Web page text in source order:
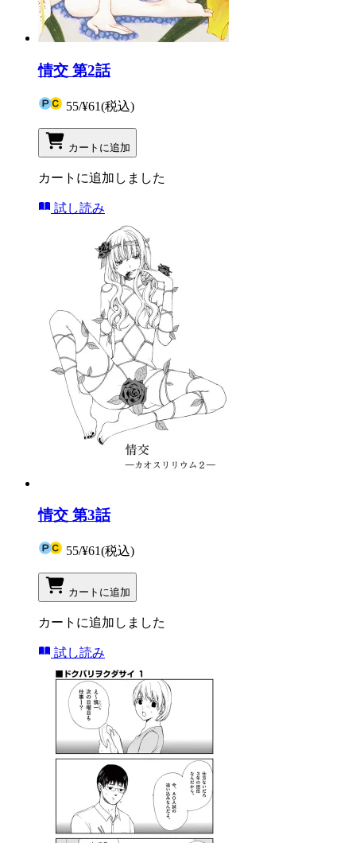
情交 第2話
55/¥61(税込)
カートに追加
カートに追加しました
試し読み
情交 第3話
55/¥61(税込)
カートに追加
カートに追加しました
試し読み